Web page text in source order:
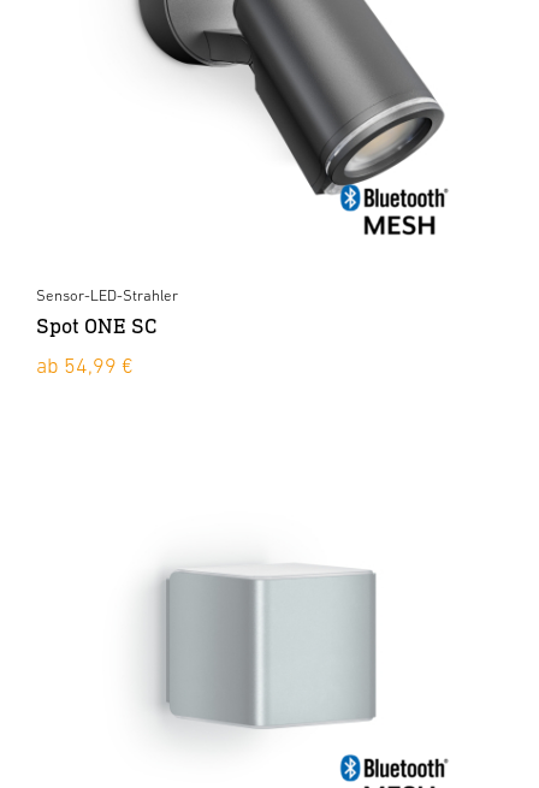
Sensor-LED-Strahler
Spot ONE SC
ab 54,99 €